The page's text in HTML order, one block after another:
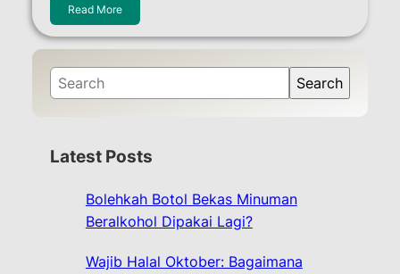
Read More
S
e
c
Search
Latest Posts
Bolehkah Botol Bekas Minuman
Beralkohol Dipakai Lagi?
Wajib Halal Oktober: Bagaimana